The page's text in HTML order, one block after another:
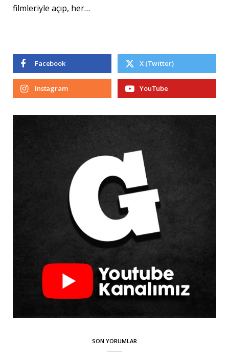
filmleriyle açıp, her…
Facebook X (Twitter)
Instagram YouTube
SON YORUMLAR